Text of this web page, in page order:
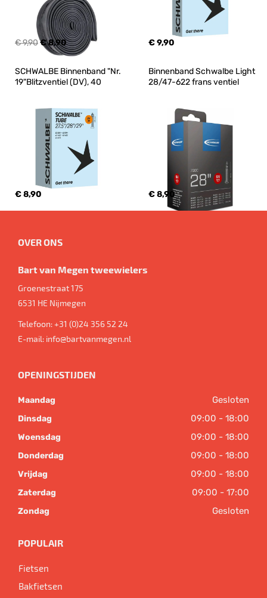
€ 9,90€ 8,90 € 9,90
SCHWALBE Binnenband "Nr.
19"Blitzventiel (DV), 40
€ 8,90
Binnenband Schwalbe Light
28/47-622 frans ventiel
€ 8,90
OVER ONS
Bart van Megen tweewielers
Groenestraat 175
6531 HE Nijmegen
Telefoon:+31 (0)24 356 52 24
E-mail: info@bartvanmegen.nl
OPENINGSTIJDEN
Maandag Gesloten
Dinsdag 09:00 - 18:00
Woensdag 09:00 - 18:00
Donderdag 09:00 - 18:00
Vrijdag 09:00 - 18:00
Zaterdag 09:00 - 17:00
Zondag Gesloten
POPULAIR
Fietsen
Bakfietsen